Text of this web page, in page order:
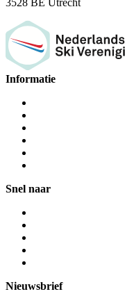
Informatie
Snel naar
Nieuwsbrief